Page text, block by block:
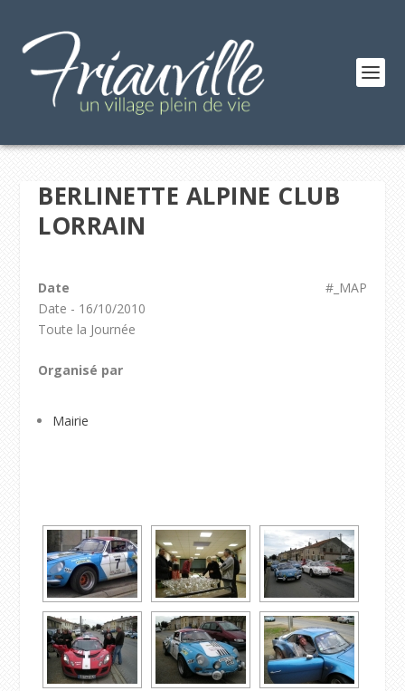
BERLINETTE ALPINE CLUB
LORRAIN
#_MAP
Date
Date - 16/10/2010
Toute la Journée
Organisé par
Mairie